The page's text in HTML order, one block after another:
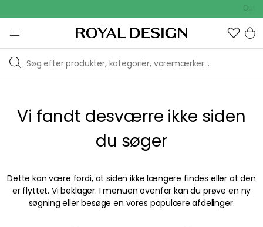
Vi fandt desværre ikke siden
du søger
Dette kan være fordi, at siden ikke længere findes eller at den
er flyttet. Vi beklager. I menuen ovenfor kan du prøve en ny
søgning eller besøge en vores populære afdelinger.